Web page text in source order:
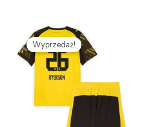
Wyprzedaż!
Pierwotna
cena
wynosiła:
469,85 zł.
Aktualna
cena
wynosi:
127,69 zł.